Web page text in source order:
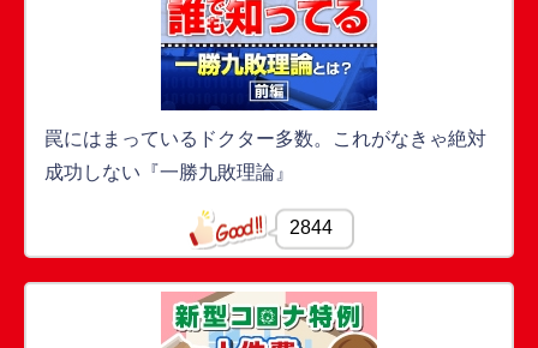
罠にはまっているドクター多数。これがなきゃ絶対
成功しない『一勝九敗理論』
2844